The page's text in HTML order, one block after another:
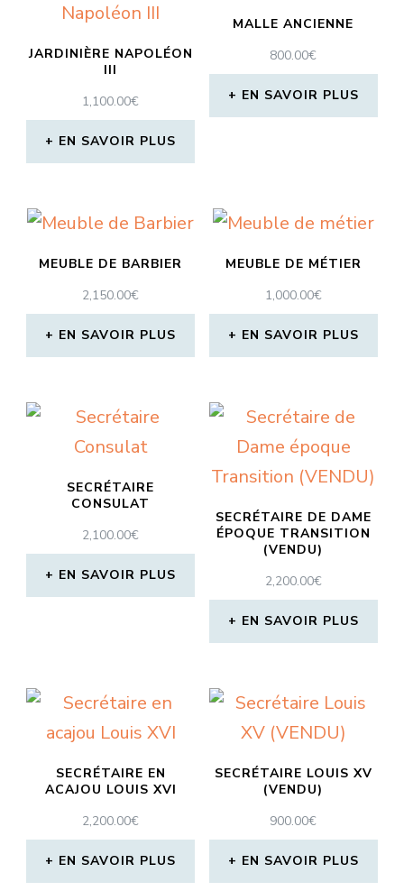
JARDINIÈRE NAPOLÉON
III
1,100.00€
EN SAVOIR PLUS
MALLE ANCIENNE
800.00€
EN SAVOIR PLUS
MEUBLE DE BARBIER
2,150.00€
EN SAVOIR PLUS
MEUBLE DE MÉTIER
1,000.00€
EN SAVOIR PLUS
SECRÉTAIRE
CONSULAT
2,100.00€
EN SAVOIR PLUS
SECRÉTAIRE DE DAME
ÉPOQUE TRANSITION
(VENDU)
2,200.00€
EN SAVOIR PLUS
SECRÉTAIRE EN
ACAJOU LOUIS XVI
2,200.00€
EN SAVOIR PLUS
SECRÉTAIRE LOUIS XV
(VENDU)
900.00€
EN SAVOIR PLUS